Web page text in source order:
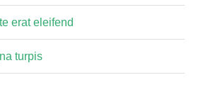
erat eleifend
turpis